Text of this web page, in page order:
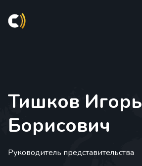
Тишков Игорь
Борисович
Руководитель представительства